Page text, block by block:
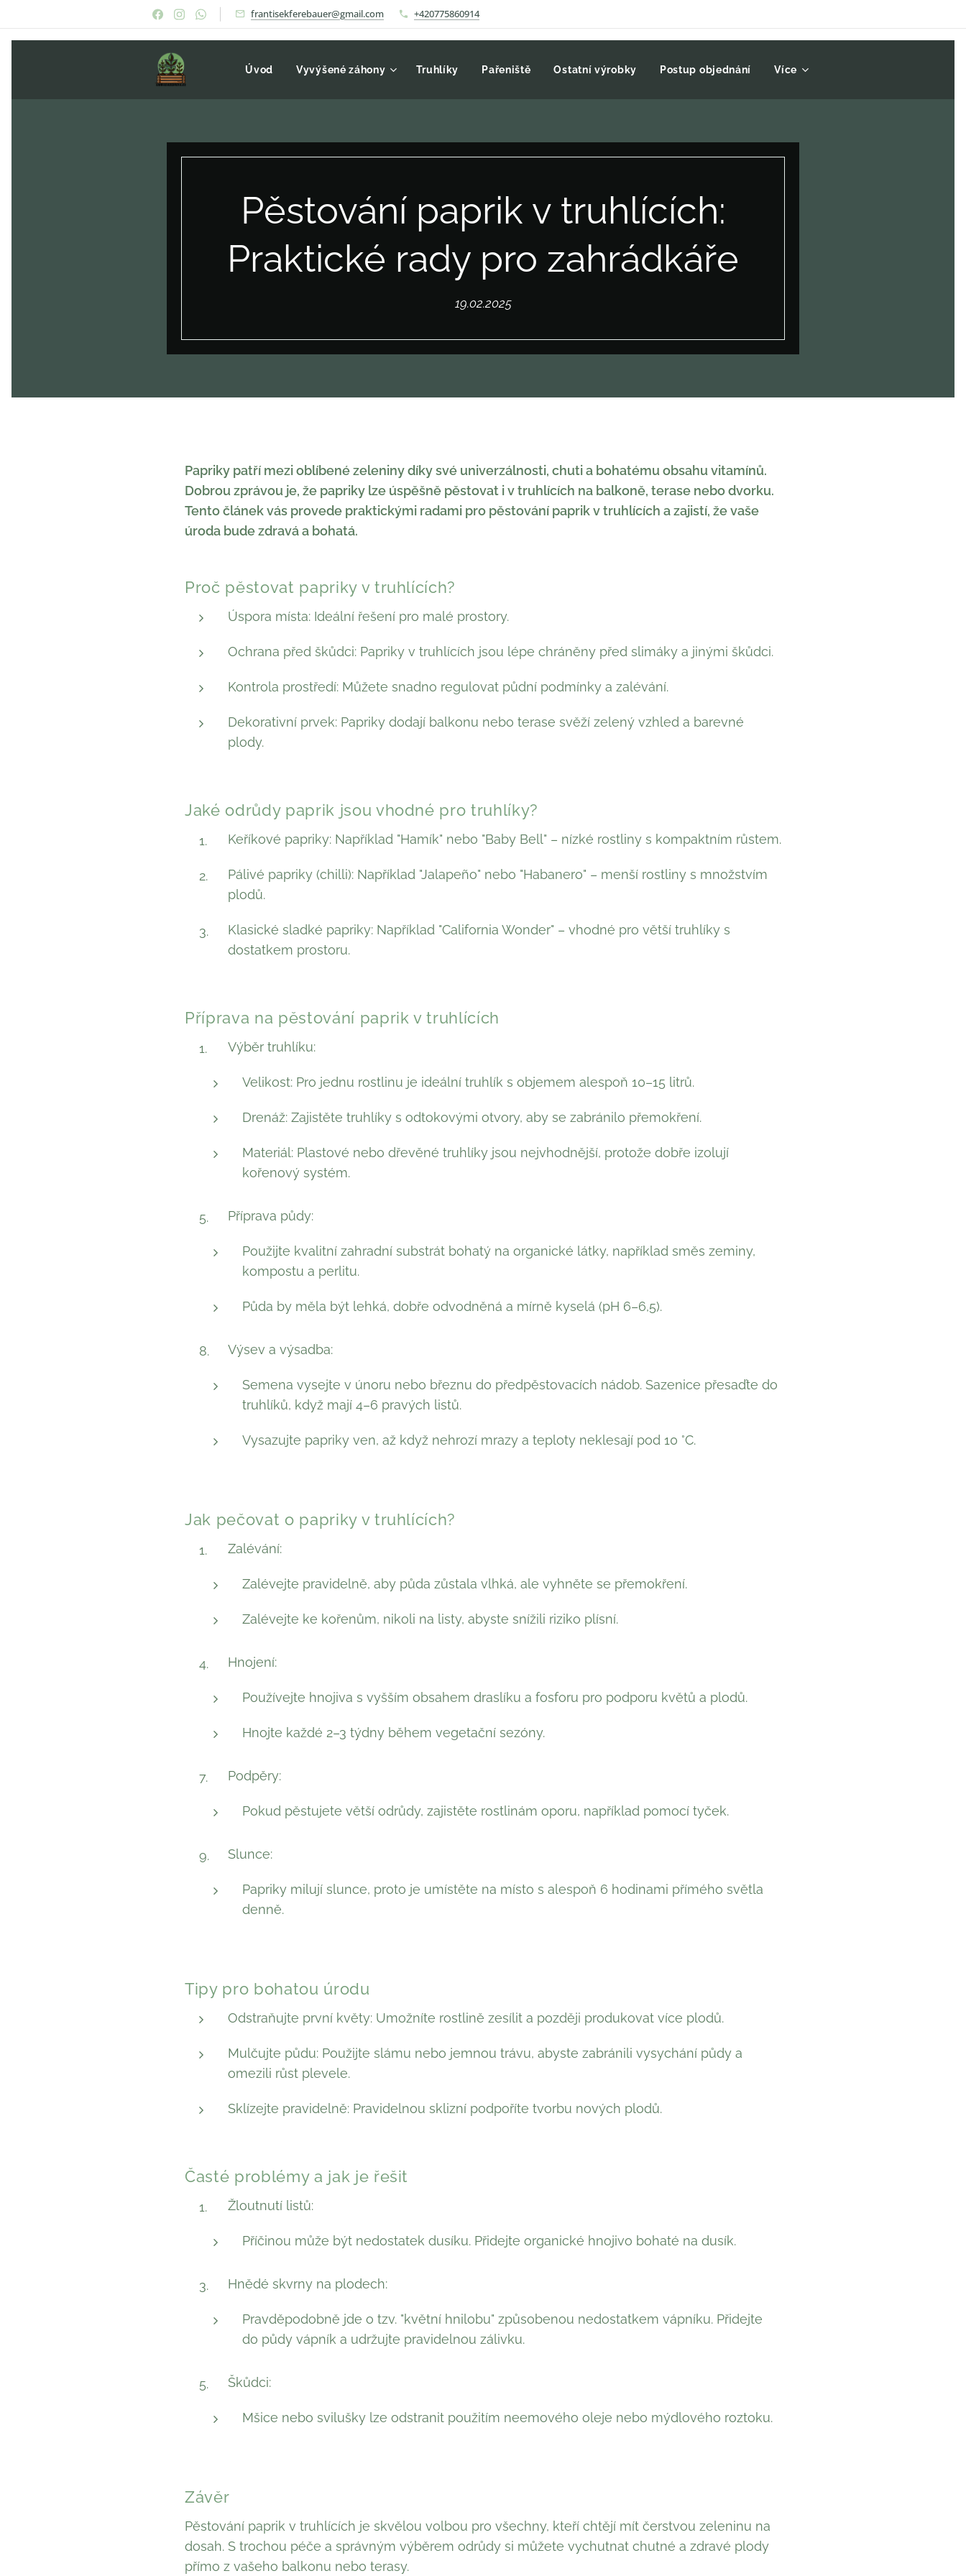
frantisekferebauer@gmail.com +420775860914
Úvod Vyvýšené záhony Truhlíky Pařeniště Ostatní výrobky Postup objednání Více
Pěstování paprik v truhlících:
Praktické rady pro zahrádkáře
19.02.2025
Papriky patří mezi oblíbené zeleniny díky své univerzálnosti, chuti a bohatému obsahu vitamínů.
Dobrou zprávou je, že papriky lze úspěšně pěstovat i v truhlících na balkoně, terase nebo dvorku.
Tento článek vás provede praktickými radami pro pěstování paprik v truhlících a zajistí, že vaše
úroda bude zdravá a bohatá.
Proč pěstovat papriky v truhlících?
Úspora místa: Ideální řešení pro malé prostory.
Ochrana před škůdci: Papriky v truhlících jsou lépe chráněny před slimáky a jinými škůdci.
Kontrola prostředí: Můžete snadno regulovat půdní podmínky a zalévání.
Dekorativní prvek: Papriky dodají balkonu nebo terase svěží zelený vzhled a barevné
plody.
Jaké odrůdy paprik jsou vhodné pro truhlíky?
Keříkové papriky: Například "Hamík" nebo "Baby Bell" – nízké rostliny s kompaktním růstem.
Pálivé papriky (chilli): Například "Jalapeño" nebo "Habanero" – menší rostliny s množstvím
plodů.
Klasické sladké papriky: Například "California Wonder" – vhodné pro větší truhlíky s
dostatkem prostoru.
Příprava na pěstování paprik v truhlících
Výběr truhlíku:
Velikost: Pro jednu rostlinu je ideální truhlík s objemem alespoň 10–15 litrů.
Drenáž: Zajistěte truhlíky s odtokovými otvory, aby se zabránilo přemokření.
Materiál: Plastové nebo dřevěné truhlíky jsou nejvhodnější, protože dobře izolují
kořenový systém.
Příprava půdy:
Použijte kvalitní zahradní substrát bohatý na organické látky, například směs zeminy,
kompostu a perlitu.
Půda by měla být lehká, dobře odvodněná a mírně kyselá (pH 6–6,5).
Výsev a výsadba:
Semena vysejte v únoru nebo březnu do předpěstovacích nádob. Sazenice přesaďte do
truhlíků, když mají 4–6 pravých listů.
Vysazujte papriky ven, až když nehrozí mrazy a teploty neklesají pod 10 °C.
Jak pečovat o papriky v truhlících?
Zalévání:
Zalévejte pravidelně, aby půda zůstala vlhká, ale vyhněte se přemokření.
Zalévejte ke kořenům, nikoli na listy, abyste snížili riziko plísní.
Hnojení:
Používejte hnojiva s vyšším obsahem draslíku a fosforu pro podporu květů a plodů.
Hnojte každé 2–3 týdny během vegetační sezóny.
Podpěry:
Pokud pěstujete větší odrůdy, zajistěte rostlinám oporu, například pomocí tyček.
Slunce:
Papriky milují slunce, proto je umístěte na místo s alespoň 6 hodinami přímého světla
denně.
Tipy pro bohatou úrodu
Odstraňujte první květy: Umožníte rostlině zesílit a později produkovat více plodů.
Mulčujte půdu: Použijte slámu nebo jemnou trávu, abyste zabránili vysychání půdy a
omezili růst plevele.
Sklízejte pravidelně: Pravidelnou sklizní podpoříte tvorbu nových plodů.
Časté problémy a jak je řešit
Žloutnutí listů:
Příčinou může být nedostatek dusíku. Přidejte organické hnojivo bohaté na dusík.
Hnědé skvrny na plodech:
Pravděpodobně jde o tzv. "květní hnilobu" způsobenou nedostatkem vápníku. Přidejte
do půdy vápník a udržujte pravidelnou zálivku.
Škůdci:
Mšice nebo svilušky lze odstranit použitím neemového oleje nebo mýdlového roztoku.
Závěr
Pěstování paprik v truhlících je skvělou volbou pro všechny, kteří chtějí mít čerstvou zeleninu na
dosah. S trochou péče a správným výběrem odrůdy si můžete vychutnat chutné a zdravé plody
přímo z vašeho balkonu nebo terasy.